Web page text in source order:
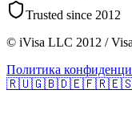
Trusted since 2012
© iVisa LLC 2012 /
Политика
🇷🇺🇬🇧🇩🇪🇫🇷